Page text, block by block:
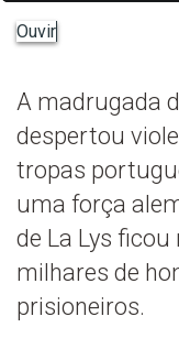
Ouvir
A madrugada
despertou
tropas
uma força
de La Lys
milhares de
prisioneiros.